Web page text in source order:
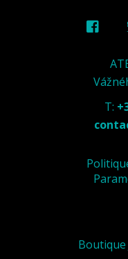
T:
Boutique